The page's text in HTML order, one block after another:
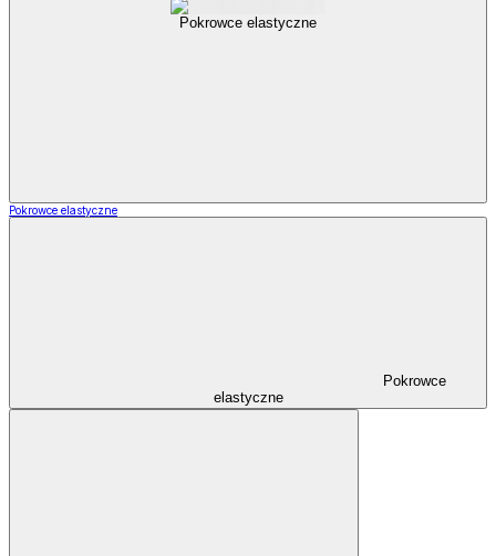
Pokrowce elastyczne
Pokrowce elastyczne
Pokrowce
elastyczne